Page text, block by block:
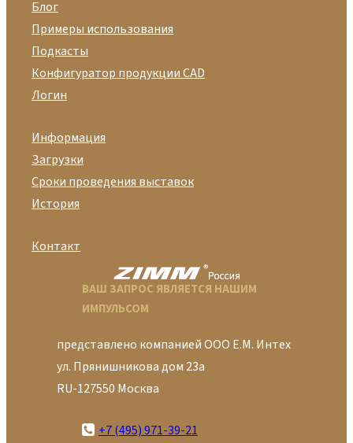
Блог
Примеры использования
Подкасты
Конфигуратор продукции CAD
Логин
Информация
Загрузки
Сроки проведения выставок
История
Контакт
ВАШ ЗАПРОС ЯВЛЯЕТСЯ НАШИМ
ИМПУЛЬСОМ
представлено компанией ООО Е.М. Интех
ул. Прянишникова дом 23а
RU-127550 Москва
+7 (495) 971-39-21